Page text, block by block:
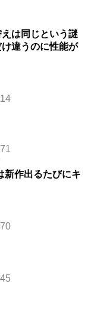
は同じという謎
違うのに性能が
新作出るたびにキ